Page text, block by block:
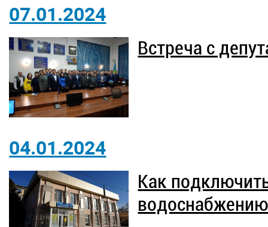
07.01.2024
Встреча с
04.01.2024
Как